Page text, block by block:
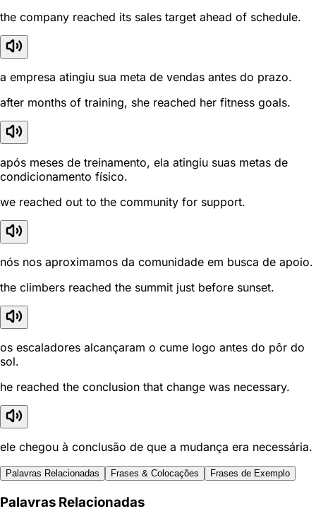
the company reached its sales target ahead of schedule.
a empresa atingiu sua meta de vendas antes do prazo.
after months of training, she reached her fitness goals.
após meses de treinamento, ela atingiu suas metas de
condicionamento físico.
we reached out to the community for support.
nós nos aproximamos da comunidade em busca de apoio.
the climbers reached the summit just before sunset.
os escaladores alcançaram o cume logo antes do pôr do
sol.
he reached the conclusion that change was necessary.
ele chegou à conclusão de que a mudança era necessária.
Palavras Relacionadas Frases & Colocações Frases de Exemplo
Palavras Relacionadas